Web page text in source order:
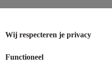
Wij respecteren je privacy
Functioneel